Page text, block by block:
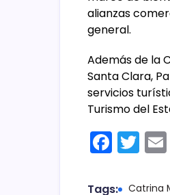
alianzas
general.
Además de la
Santa Clara,
servicios
Turismo del
F
c
T
itt
Tags: Catrina